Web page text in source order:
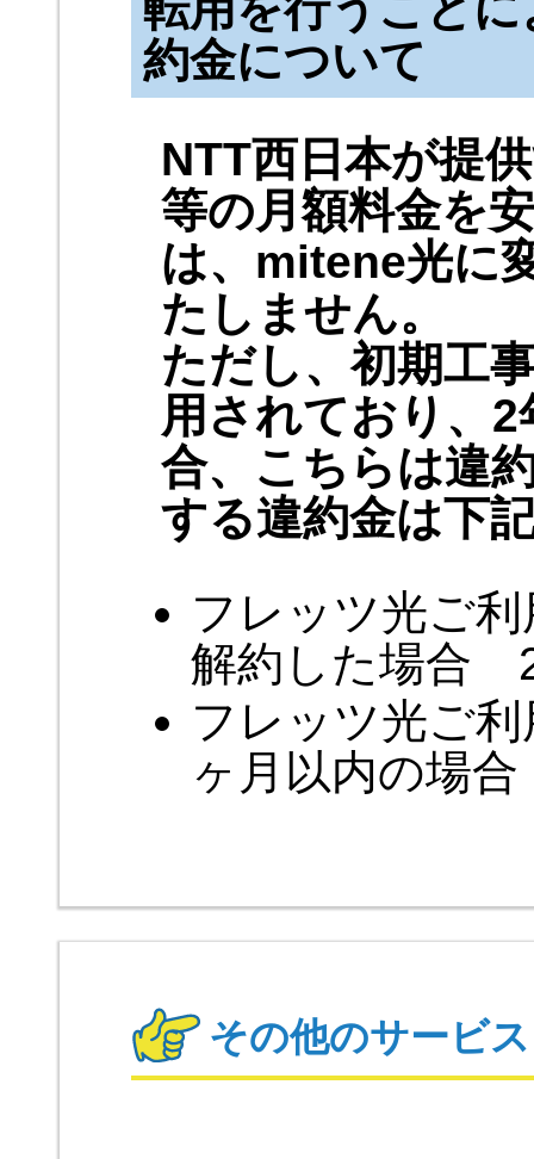
約金について
NTT西日本が提
等の月額料金を
は、mitene光に
たしません。
ただし、初期工
用されており、
合、こちらは違
する違約金は下
フレッツ光ご
解約した場合
フレッツ光ご
ヶ月以内の場
その他のサービス